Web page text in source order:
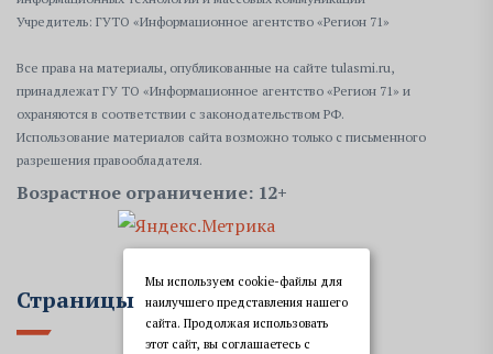
Учредитель: ГУТО «Информационное агентство «Регион 71»
Все права на материалы, опубликованные на сайте tulasmi.ru,
принадлежат ГУ ТО «Информационное агентство «Регион 71» и
охраняются в соответствии с законодательством РФ.
Использование материалов сайта возможно только с письменного
разрешения правообладателя.
Возрастное ограничение: 12+
Страницы
Мы используем cookie-файлы для
наилучшего представления нашего
сайта. Продолжая использовать
этот сайт, вы соглашаетесь с